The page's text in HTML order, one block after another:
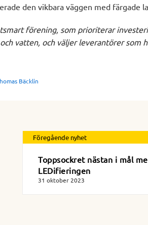
den vikbara väggen med färgade
förening, som prioriterar
vatten, och väljer leverantörer som
Bäcklin
Föregående nyhet
Toppsockret nästan i mål
LEDifieringen
31 oktober 2023